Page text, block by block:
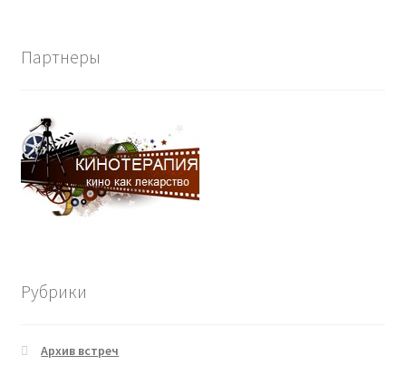
Партнеры
Рубрики
Архив встреч